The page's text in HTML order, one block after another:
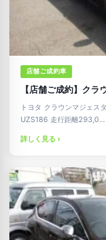
店舗ご成約車
【店舗ご成約】クラ
トヨタ クラウンマジェス
UZS186 走行距離293,0…
詳しく見る ›